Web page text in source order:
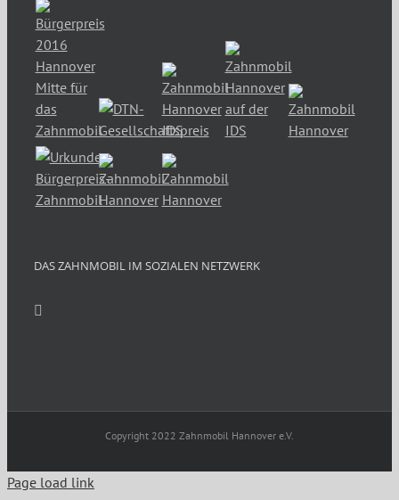
DAS ZAHNMOBIL IM SOZIALEN NETZWERK
Copyright 2022 Zahnmobil Hannover e.V.
Page load link